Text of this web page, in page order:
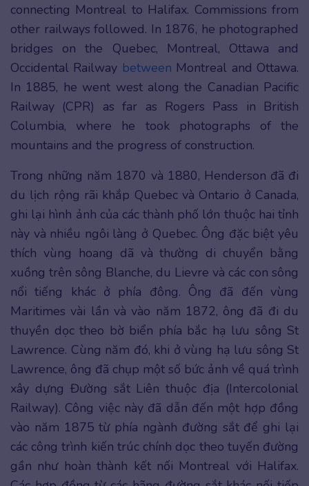
connecting Montreal to Halifax. Commissions from
other railways followed. In 1876, he photographed
bridges on the Quebec, Montreal, Ottawa and
Occidental Railway between Montreal and Ottawa.
In 1885, he went west along the Canadian Pacific
Railway (CPR) as far as Rogers Pass in British
Columbia, where he took photographs of the
mountains and the progress of construction.
Trong những năm 1870 và 1880, Henderson đã đi
du lịch rộng rãi khắp Quebec và Ontario ở Canada,
ghi lại hình ảnh của các thành phố lớn thuộc hai tỉnh
này và nhiều ngôi làng ở Quebec. Ông đặc biệt yêu
thích vùng hoang dã và thường di chuyển bằng
xuồng trên sông Blanche, du Lievre và các con sông
nổi tiếng khác ở phía đông. Ông đã đến vùng
Maritimes vài lần và vào năm 1872, ông đã đi du
thuyền dọc theo bờ biển phía bắc hạ lưu sông St
Lawrence. Cùng năm đó, khi ở vùng hạ lưu sông St
Lawrence, ông đã chụp một số bức ảnh về quá trình
xây dựng Đường sắt Liên thuộc địa (Intercolonial
Railway). Công việc này đã dẫn đến một hợp đồng
vào năm 1875 từ phía ngành đường sắt để ghi lại
các công trình kiến trúc chính dọc theo tuyến đường
gần như hoàn thành kết nối Montreal với Halifax.